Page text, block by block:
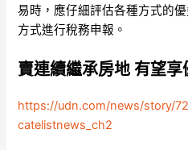
易時，應仔細評估各種方式的
方式進行稅務申報。
賣連續繼承房地 有望享
https://udn.com/news/story/
catelistnews_ch2